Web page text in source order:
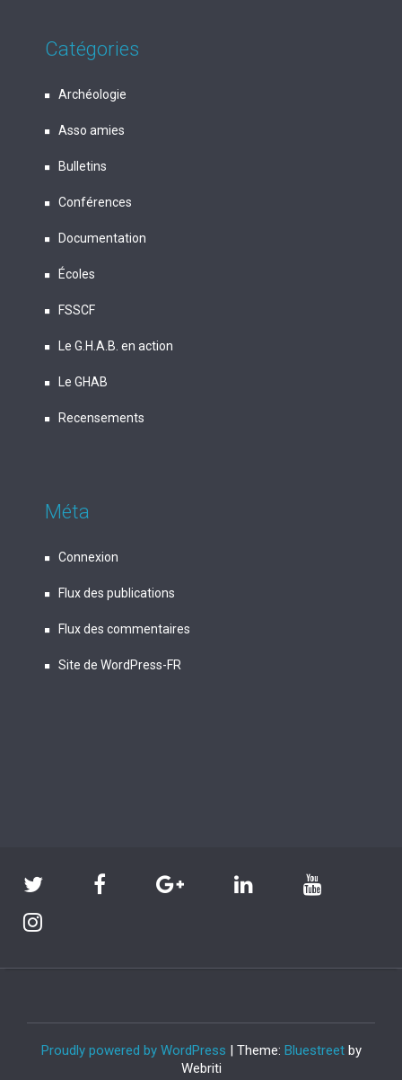
Catégories
Archéologie
Asso amies
Bulletins
Conférences
Documentation
Écoles
FSSCF
Le G.H.A.B. en action
Le GHAB
Recensements
Méta
Connexion
Flux des publications
Flux des commentaires
Site de WordPress-FR
Proudly powered by WordPress | Theme: Bluestreetby
Webriti